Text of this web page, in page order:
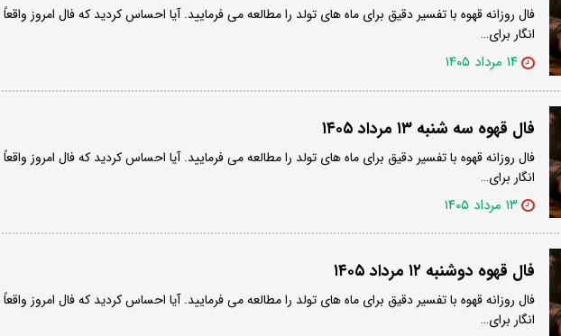
فال روزانه قهوه با تفسیر دقیق برای ماه های تولد را مطالعه می فرمایید. آیا احساس کردید که فال امروز واقعاً
انگار برای…
۱۴ مرداد ۱۴۰۵
فال قهوه سه شنبه ۱۳ مرداد ۱۴۰۵
فال روزانه قهوه با تفسیر دقیق برای ماه های تولد را مطالعه می فرمایید. آیا احساس کردید که فال امروز واقعاً
انگار برای…
۱۳ مرداد ۱۴۰۵
فال قهوه دوشنبه ۱۲ مرداد ۱۴۰۵
فال روزانه قهوه با تفسیر دقیق برای ماه های تولد را مطالعه می فرمایید. آیا احساس کردید که فال امروز واقعاً
انگار برای…